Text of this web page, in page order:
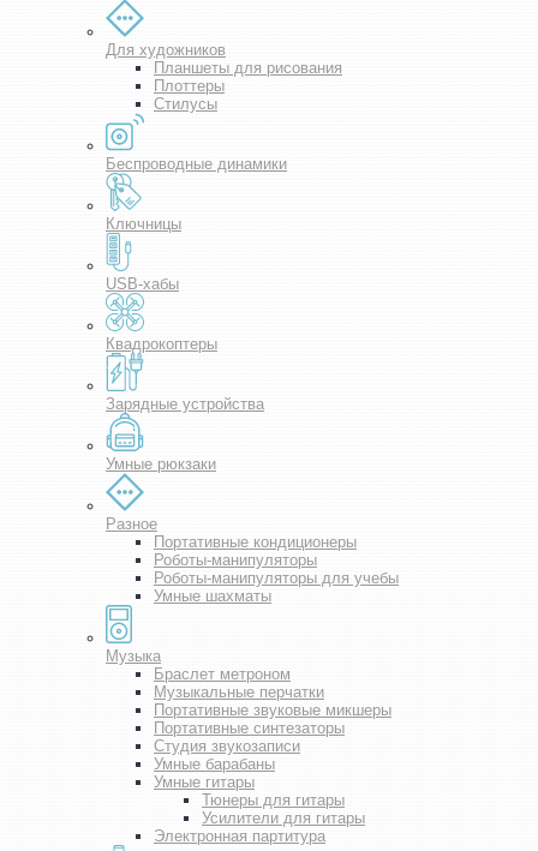
Для художников
Планшеты для рисования
Плоттеры
Стилусы
Беспроводные динамики
Ключницы
USB-хабы
Квадрокоптеры
Зарядные устройства
Умные рюкзаки
Разное
Портативные кондиционеры
Роботы-манипуляторы
Роботы-манипуляторы для учебы
Умные шахматы
Музыка
Браслет метроном
Музыкальные перчатки
Портативные звуковые микшеры
Портативные синтезаторы
Студия звукозаписи
Умные барабаны
Умные гитары
Тюнеры для гитары
Усилители для гитары
Электронная партитура